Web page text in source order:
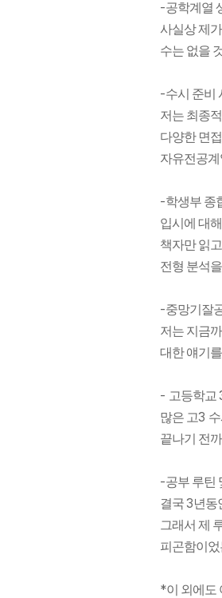
-공학계열
사실상 제
수는 없을
-수시 준비
저는 최종
다양한 면
자유전공
-학생부 종
입시에 대
책자만 읽
전형 분석
-중망기잘
저는 지금
대한 얘기
- 고등학교
많은 고3
끝나기 전
-공부 루틴
결국3년동
그래서 제
피곤함이
*이 외에도